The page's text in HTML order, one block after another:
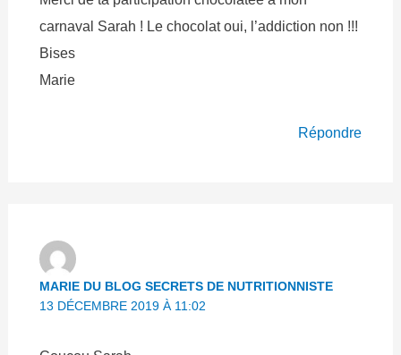
carnaval Sarah ! Le chocolat oui, l’addiction non !!!
Bises
Marie
Répondre
MARIE DU BLOG SECRETS DE NUTRITIONNISTE
13 DÉCEMBRE 2019 À 11:02